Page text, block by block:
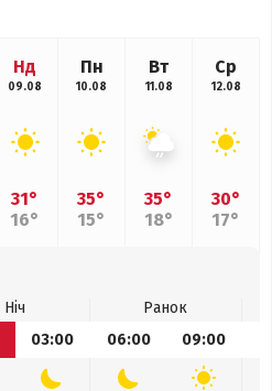
Нд
09.08
31°
16°
Пн
10.08
35°
15°
Вт
11.08
35°
18°
Ср
12.08
30°
17°
Ніч
Ранок
03:00 06:00 09:00